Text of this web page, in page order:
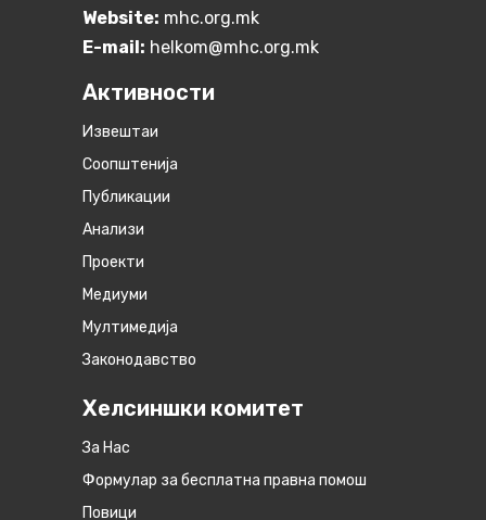
Website: mhc.org.mk
E-mail: helkom@mhc.org.mk
Активности
Извештаи
Соопштенија
Публикации
Анализи
Проекти
Медиуми
Мултимедија
Законодавство
Хелсиншки комитет
За Нас
Формулар за бесплатна правна помош
Повици